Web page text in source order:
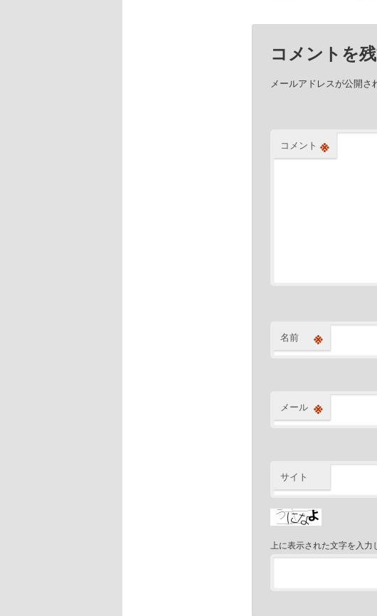
コメントを
メールアドレスが公開さ
コメント ※
名前 ※
メール ※
サイト
上に表示された文字を入力